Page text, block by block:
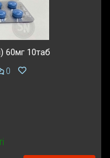
60мг 10таб
0